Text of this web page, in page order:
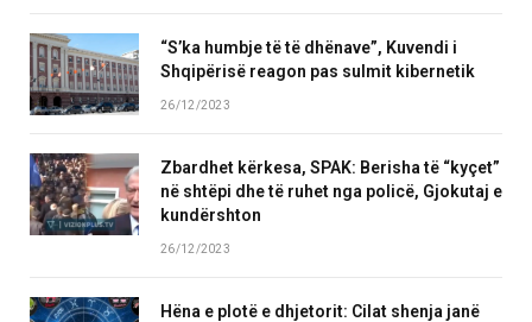
“S’ka humbje të të dhënave”, Kuvendi i
Shqipërisë reagon pas sulmit kibernetik
26/12/2023
Zbardhet kërkesa, SPAK: Berisha të “kyçet”
në shtëpi dhe të ruhet nga policë, Gjokutaj e
kundërshton
26/12/2023
Hëna e plotë e dhjetorit: Cilat shenja janë